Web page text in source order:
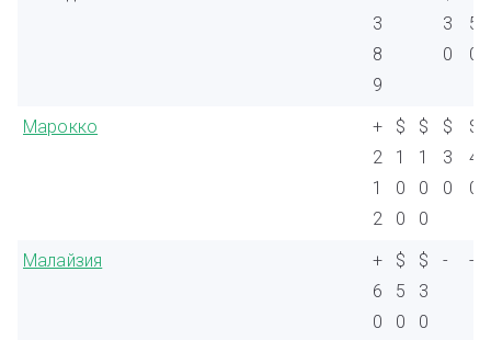
3
8
9
3
0
5
0
Марокко
+
2
1
2
$
1
0
0
$
1
0
0
$
3
0
$
4
0
Малайзия
+
6
0
$
5
0
$
3
0
- -